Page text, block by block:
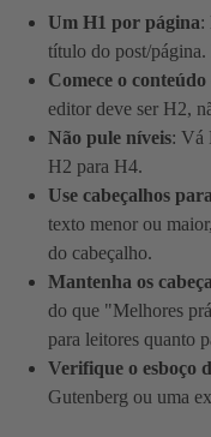
Um H1 por página:
título do post/
Comece o conteúdo
editor deve ser H2,
Não pule níveis: Vá
H2 para H4.
Use cabeçalhos
texto menor ou
do cabeçalho.
Mantenha os
do que "Melhores
para leitores quanto
Verifique o esboço
Gutenberg ou uma